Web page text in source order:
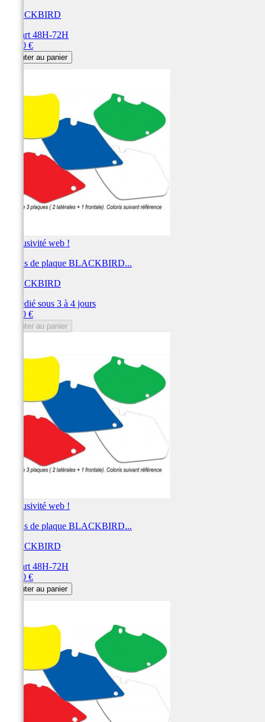
BLACKBIRD
Départ 48H-72H
28,80 €
Ajouter au panier
Exclusivité web !
Fonds de plaque BLACKBIRD...
BLACKBIRD
Expédié sous 3 à 4 jours
28,80 €
Ajouter au panier
Exclusivité web !
Fonds de plaque BLACKBIRD...
BLACKBIRD
Départ 48H-72H
28,80 €
Ajouter au panier